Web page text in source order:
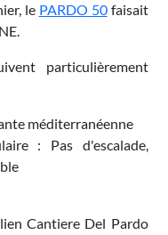
le PARDO 50faisait
particulièrement
méditerranéenne
: Pas d'escalade,
Cantiere Del Pardo